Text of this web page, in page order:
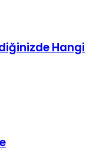
Hangi